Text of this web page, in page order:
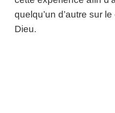
quelqu’un d’autre sur
Dieu.